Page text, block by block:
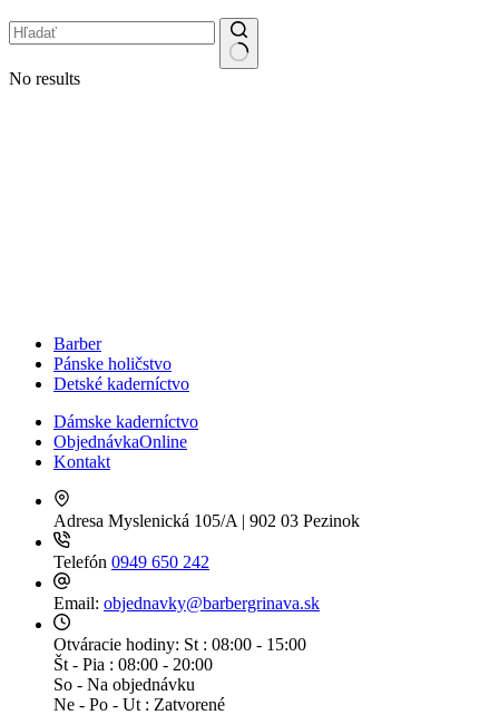
No results
Barber
Pánske holičstvo
Detské kaderníctvo
Dámske kaderníctvo
ObjednávkaOnline
Kontakt
Adresa Myslenická 105/A | 902 03 Pezinok
Telefón 0949 650 242
Email: objednavky@barbergrinava.sk
Otváracie hodiny: St : 08:00 - 15:00
Št - Pia : 08:00 - 20:00
So - Na objednávku
Ne - Po - Ut : Zatvorené